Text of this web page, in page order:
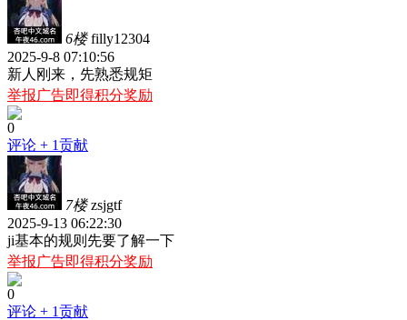
6楼 filly12304
2025-9-8 07:10:56
新人刚来，先熟悉规矩
举报广告即得积分奖励
0
评论 + 1贡献
7楼 zsjgtf
2025-9-13 06:22:30
ji基本的规则先要了解一下
举报广告即得积分奖励
0
评论 + 1贡献